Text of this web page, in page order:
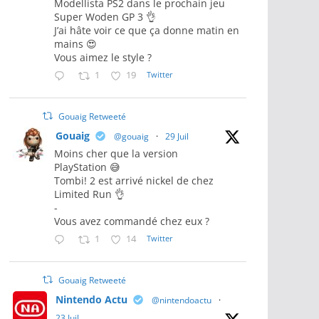
Modellista PS2 dans le prochain jeu
Super Woden GP 3 👌
J’ai hâte voir ce que ça donne matin en
mains 😍
Vous aimez le style ?
1 19 Twitter
Gouaig Retweeté
Gouaig @gouaig · 29 Juil
Moins cher que la version
PlayStation 😅
Tombi! 2 est arrivé nickel de chez
Limited Run 👌
-
Vous avez commandé chez eux ?
1 14 Twitter
Gouaig Retweeté
Nintendo Actu @nintendoactu
·